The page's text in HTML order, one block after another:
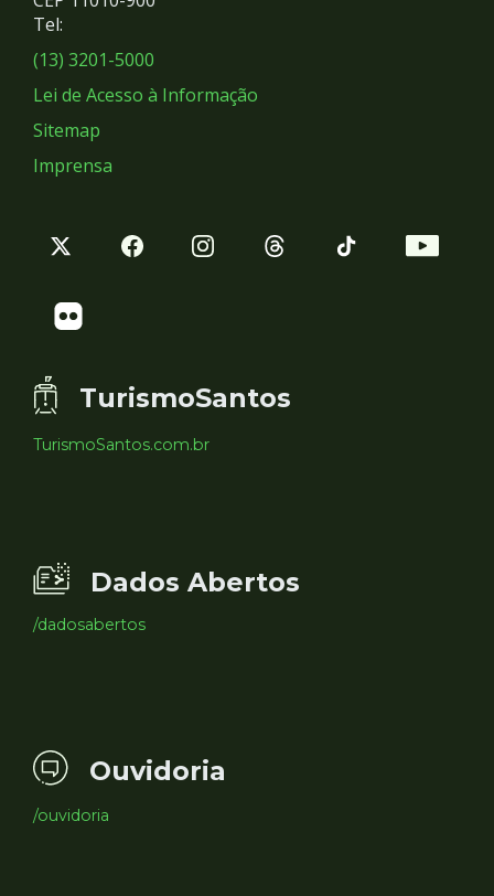
Sociais
Tel:
(13) 3201-5000
Lei de Acesso à Informação
Sitemap
Imprensa
TurismoSantos
TurismoSantos.com.br
Dados Abertos
/dadosabertos
Ouvidoria
/ouvidoria